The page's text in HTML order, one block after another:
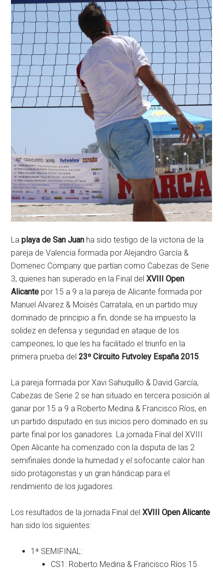
Laplaya de San Juan ha sido testigo de la victoria de la
pareja de Valencia formada por Alejandro García &
Domenec Company que partían como Cabezas de Serie
3, quienes han superado en la Final delXVIII Open
Alicante por 15 a 9 a la pareja de Alicante formada por
Manuel Alvarez & Moisés Carratala, en un partido muy
dominado de principio a fin, donde se ha impuesto la
solidez en defensa y seguridad en ataque de los
campeones, lo que les ha facilitado el triunfo en la
primera prueba del23º Circuito Futvoley España 2015.
La pareja formada por Xavi Sahuquillo & David García,
Cabezas de Serie 2 se han situado en tercera posición al
ganar por 15 a 9 a Roberto Medina & Francisco Ríos, en
un partido disputado en sus inicios pero dominado en su
parte final por los ganadores. La jornada Final del XVIII
Open Alicante ha comenzado con la disputa de las 2
semifinales donde la humedad y el sofocante calor han
sido protagonistas y un gran hándicap para el
rendimiento de los jugadores.
Los resultados de la jornada Final del XVIII Open Alicante
han sido los siguientes:
1ª SEMIFINAL:
CS1: Roberto Medina & Francisco Ríos 15